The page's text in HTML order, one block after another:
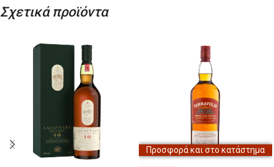
Σχετικά προϊόντα
Προσφορά και στο κατάστημα